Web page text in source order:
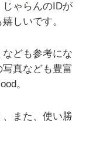
ゃらんのIDが
しいです。
ども参考にな
真なども豊富
。
また、使い勝